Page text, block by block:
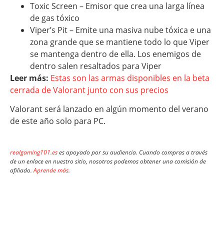
Toxic Screen – Emisor que crea una larga línea
de gas tóxico
Viper’s Pit – Emite una masiva nube tóxica e una
zona grande que se mantiene todo lo que Viper
se mantenga dentro de ella. Los enemigos de
dentro salen resaltados para Viper
Leer más: Estas son las armas disponibles en la beta
cerrada de Valorant junto con sus precios
Valorant será lanzado en algún momento del verano
de este año solo para PC.
realgaming101.eses apoyado por su audiencia. Cuando compras a través
de un enlace en nuestro sitio, nosotros podemos obtener una comisión de
afiliado.Aprende más.